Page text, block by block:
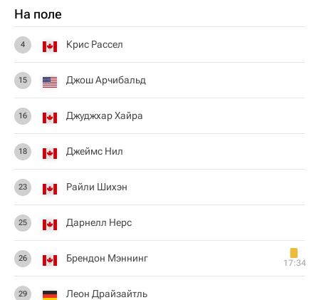
На поле
4 Крис Рассел
15 Джош Арчибальд
16 Джуджхар Хайра
18 Джеймс Нил
23 Райли Шихэн
25 Дарнелл Нерс
26 Брендон Мэннинг 17:34
29 Леон Драйзайтль